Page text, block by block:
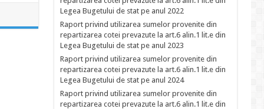
Legea Bugetului de stat pe anul 2022
Raport privind utilizarea sumelor provenite din
repartizarea cotei prevazute la art.6 alin.1 lit.e din
Legea Bugetului de stat pe anul 2023
Raport privind utilizarea sumelor provenite din
repartizarea cotei prevazute la art.6 alin.1 lit.e din
Legea Bugetului de stat pe anul 2024
Raport privind utilizarea sumelor provenite din
repartizarea cotei prevazute la art.6 alin.1 lit.e din